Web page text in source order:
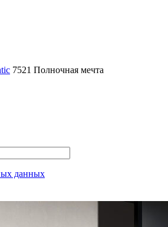
7521 Полночная мечта
данных